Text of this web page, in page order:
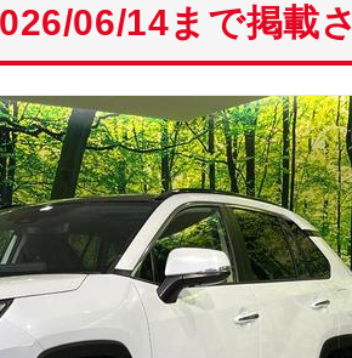
06/14まで掲載